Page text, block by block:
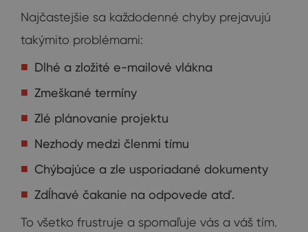
Najčastejšie sa každodenné chyby prejavujú
takýmito problémami:
Dlhé a zložité e-mailové vlákna
Zmeškané termíny
Zlé plánovanie projektu
Nezhody medzi členmi tímu
Chýbajúce a zle usporiadané dokumenty
Zdĺhavé čakanie na odpovede atď.
To všetko frustruje a spomaľuje vás a váš tím.